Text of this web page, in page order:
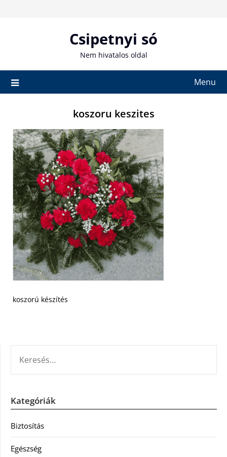
Csipetnyi só
Nem hivatalos oldal
Menu
koszoru keszites
koszorú készítés
Kategóriák
Biztosítás
Egészség